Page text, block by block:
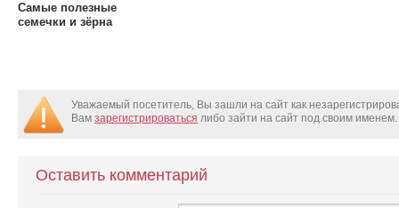
Самые полезные
семечки и зёрна
Уважаемый посетитель, Вы зашли на сайт как
Вам зарегистрироваться либо зайти на сайт под своим именем.
Оставить комментарий